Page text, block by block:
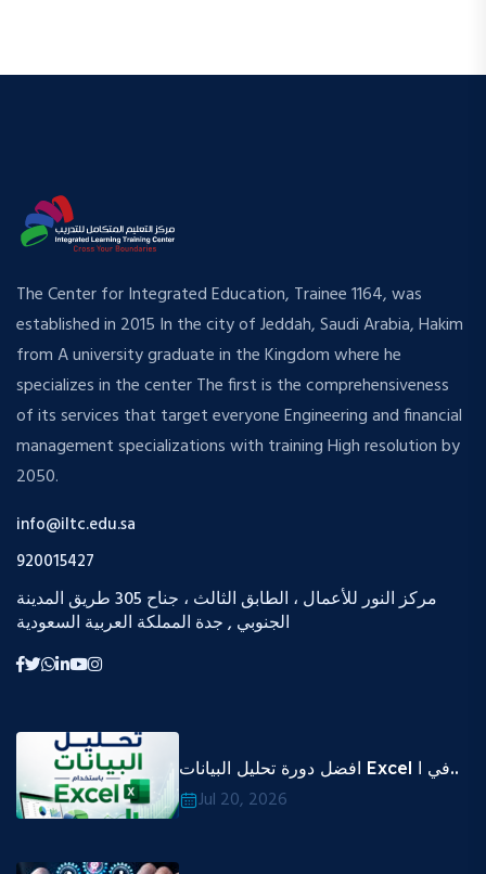
The Center for Integrated Education, Trainee 1164, was
established in 2015 In the city of Jeddah, Saudi Arabia, Hakim
from A university graduate in the Kingdom where he
specializes in the center The first is the comprehensiveness
of its services that target everyone Engineering and financial
management specializations with training High resolution by
2050.
info@iltc.edu.sa
920015427
مركز النور للأعمال ، الطابق الثالث ، جناح 305 طريق المدينة
الجنوبي , جدة المملكة العربية السعودية
افضل دورة تحليل البيانات Excel في ا..
Jul 20, 2026